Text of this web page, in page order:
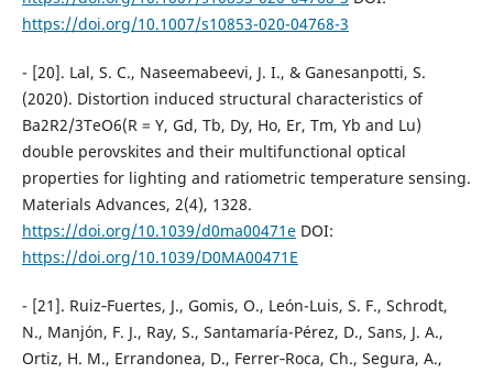
https://doi.org/10.1007/s10853-020-04768-3
- [20]. Lal, S. C., Naseemabeevi, J. I., & Ganesanpotti, S.
(2020). Distortion induced structural characteristics of
Ba2R2/3TeO6(R = Y, Gd, Tb, Dy, Ho, Er, Tm, Yb and Lu)
double perovskites and their multifunctional optical
properties for lighting and ratiometric temperature sensing.
Materials Advances, 2(4), 1328.
https://doi.org/10.1039/d0ma00471eDOI:
https://doi.org/10.1039/D0MA00471E
- [21]. Ruiz‐Fuertes, J., Gomis, O., León-Luis, S. F., Schrodt,
N., Manjón, F. J., Ray, S., Santamarı́a-Pérez, D., Sans, J. A.,
Ortiz, H. M., Errandonea, D., Ferrer‐Roca, Ch., Segura, A.,